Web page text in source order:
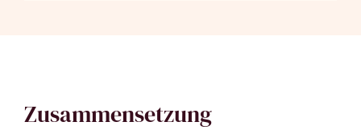
Zusammensetzung